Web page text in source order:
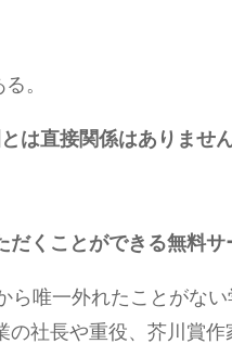
。
は直接関係はありませ
くことができる無料サ
唯一外れたことがな
社長や重役、芥川賞作